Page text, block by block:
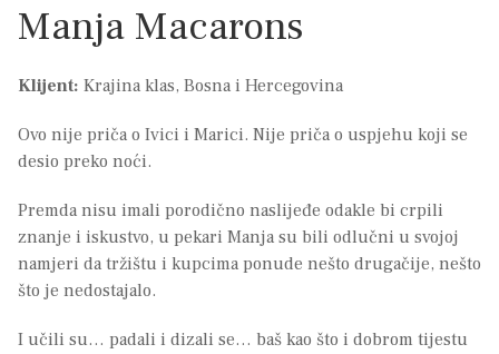
Manja Macarons
Klijent: Krajina klas, Bosna i Hercegovina
Ovo nije priča o Ivici i Marici. Nije priča o uspjehu koji se
desio preko noći.
Premda nisu imali porodično naslijeđe odakle bi crpili
znanje i iskustvo, u pekari Manja su bili odlučni u svojoj
namjeri da tržištu i kupcima ponude nešto drugačije, nešto
što je nedostajalo.
I učili su… padali i dizali se… baš kao što i dobrom tijestu